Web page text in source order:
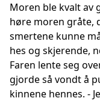
Moren ble kvalt av
høre moren gråte,
smertene kunne
hes og skjerende,
Faren lente seg
gjorde så vondt å
kinnene hennes. -